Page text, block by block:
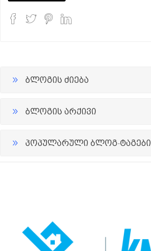
ბლოგის ძიება
ბლოგის არქივი
პოპულარული ბლოგ-ტაგები